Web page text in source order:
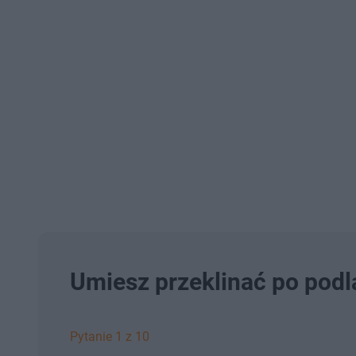
Umiesz przeklinać po
Pytanie 1 z 10